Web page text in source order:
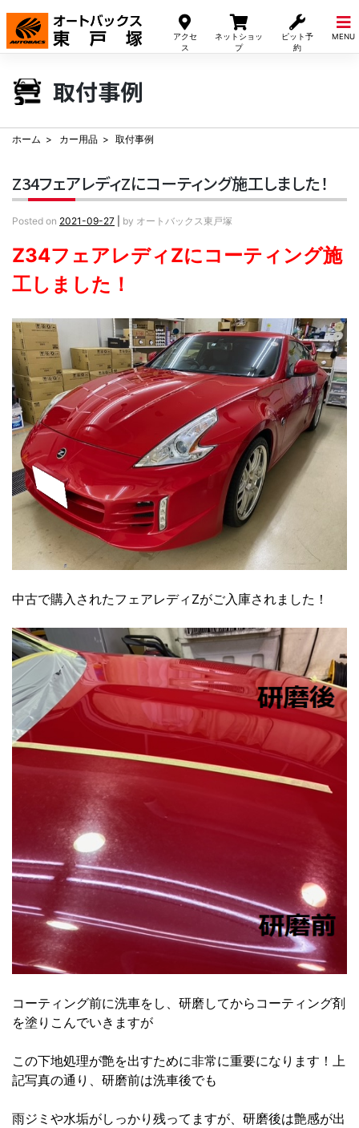
アクセ
ス
ネットショッ
プ
ピット予
約
MENU
Skip
content
取付事例
ホーム カー用品 取付事例
Z34フェアレディZにコーティング施工しました！
Posted on 2021-09-27 by オートバックス東戸塚
Z34フェアレディZにコーティング施
工しました！
中古で購入されたフェアレディZがご入庫されました！
コーティング前に洗車をし、研磨してからコーティング剤
を塗りこんでいきますが
この下地処理が艶を出すために非常に重要になります！上
記写真の通り、研磨前は洗車後でも
雨ジミや水垢がしっかり残ってますが、研磨後は艶感が出